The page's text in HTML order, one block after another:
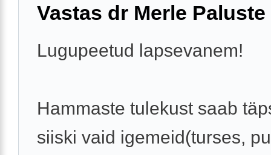
Vastas dr Merle Paluste
Lugupeetud lapsevanem!
Hammaste tulekust saab
siiski vaid igemeid(turses,